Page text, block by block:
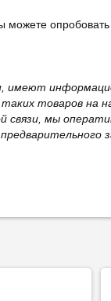
имеют
товаров на
связи, мы